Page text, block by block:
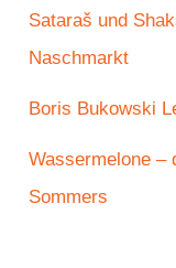
Sataraš und
Naschmarkt
Boris Bukowski
Wassermelone –
Sommers